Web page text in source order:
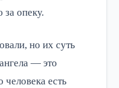
за опеку.
но их суть
— это
есть